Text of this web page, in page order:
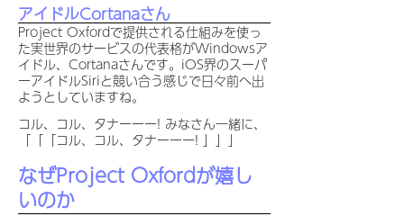
アイドルCortanaさん
Project Oxfordで提供される仕組みを使っ
た実世界のサービスの代表格がWindowsア
イドル、Cortanaさんです。iOS界のスーパ
ーアイドルSiriと競い合う感じで日々前へ出
ようとしていますね。
コル、コル、タナーーー! みなさん一緒に、
「「「コル、コル、タナーーー! 」」」
なぜProject Oxfordが嬉し
いのか